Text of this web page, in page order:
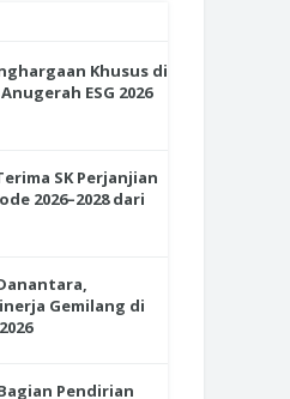
Khusus di
ESG 2026
SK Perjanjian
2026–2028 dari
Gemilang di
Pendirian